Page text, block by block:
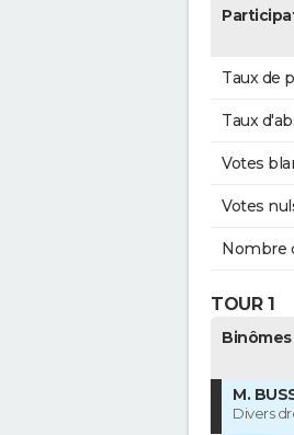
Taux de
Taux
Votes
Votes
Nombre
TOUR 1
M.
Divers